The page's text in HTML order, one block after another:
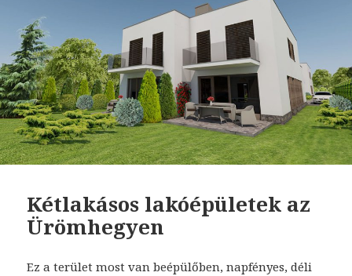
Kétlakásos lakóépületek az
Ürömhegyen
Ez a terület most van beépülőben, napfényes, déli